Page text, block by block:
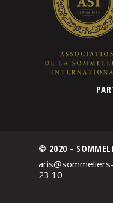
© 2020 -
23 10